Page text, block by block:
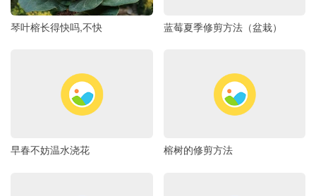
琴叶榕长得快吗,不快 蓝莓夏季修剪方法（盆栽）
早春不妨温水浇花 榕树的修剪方法